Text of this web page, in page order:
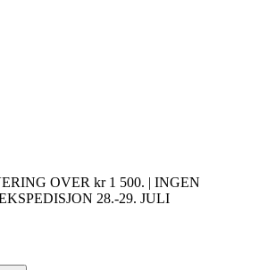
OVER kr 1 500. | INGEN
28.-29. JULI